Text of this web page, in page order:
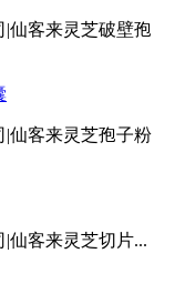
仙客来灵芝破壁孢
仙客来灵芝孢子粉
仙客来灵芝切片...